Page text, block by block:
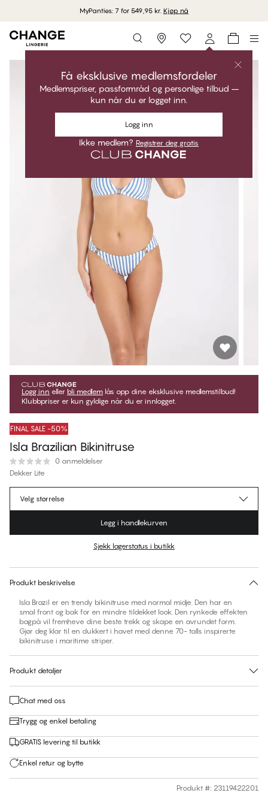
MyPanties: 7 for 549,95 kr. Kjøp nå
Storefinder
Få eksklusive medlemsfordeler
Medlemspriser, passformråd og personlige tilbud –
kun når du er logget inn.
Logg inn
Ikke medlem? Registrer deg gratis
Logg inn eller bli medlem lås opp dine eksklusive medlemstilbud!
Klubbpriser er kun gyldige når du er innlogget.
FINAL SALE -50%
Isla Brazilian Bikinitruse
0 anmeldelser
Dekker Lite
kr 419,00Ordinær pris
Ingen forslag til størrelse på dette produktet
Velg størrelse
Legg i handlekurven
Sjekk lagerstatus i butikk
Produkt beskrivelse
Isla Brazil er en trendy bikinitruse med normal midje. Den har en
smal front og bak for en mindre tildekket look. Den rynkede effekten
bagpå vil fremheve dine beste trekk og skape en avrundet form.
Gjør deg klar til en dukkert i havet med denne 70- talls inspirerte
bikinitruse i maritime striper.
Produkt detaljer
Chat med oss
Trygg og enkel betaling
GRATIS levering til butikk
Enkel retur og bytte
Produkt #: 23119422201